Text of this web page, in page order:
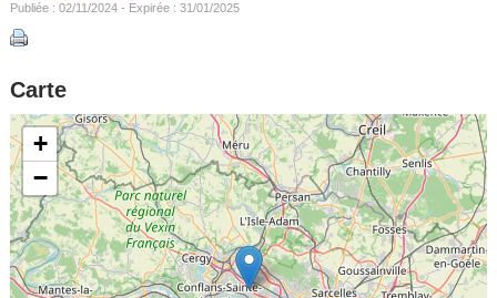
Publiée : 02/11/2024 - Expirée : 31/01/2025
Carte
+
−